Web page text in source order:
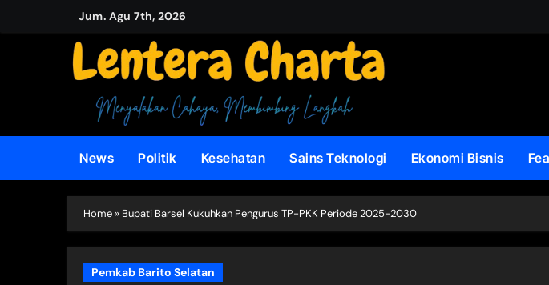
Jum. Agu 7th, 2026
News Politik Kesehatan Sains Teknologi Ekonomi Bisnis
Home » Bupati Barsel Kukuhkan Pengurus TP-PKK Periode 2025-2030
Pemkab Barito Selatan